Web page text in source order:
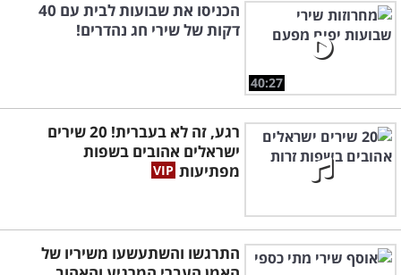
40:27
הכניסו את שבועות לבית עם 40
דקות של שירי חג נהדרים!
רגע, זה לא בעברית! 20 שירים
ישראלים אהובים בשפות
מפתיעות
התרגשו והשתעשעו משיריו של